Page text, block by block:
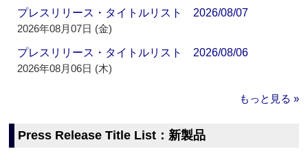
プレスリリース・タイトルリスト 2026/08/07
2026年08月07日 (金)
プレスリリース・タイトルリスト 2026/08/06
2026年08月06日 (木)
もっと見る »
Press Release Title List：新製品